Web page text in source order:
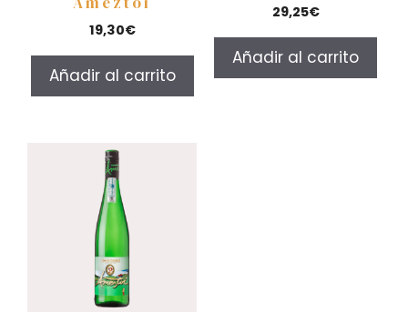
19,30€
Añadir al carrito
29,25€
Añadir al carrito